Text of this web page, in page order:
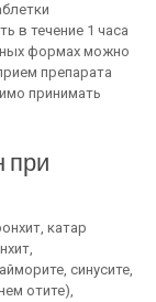
в течение 1 часа
формах можно
препарата
принимать
при
катар
синусите,
отите),